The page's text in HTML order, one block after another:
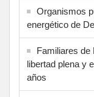
Organismos
energético de
Familiares de
libertad plena y
años